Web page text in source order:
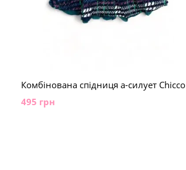
Комбінована спідниця а-силует Chicco
495 грн